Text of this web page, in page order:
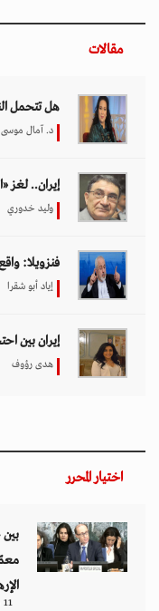
مقالات
هل تتحمل النساء
د. آمال موسى
إيران.. لغز
وليد خدوري
فنزويلا:
إياد أبو شقرا
إيران بين
هدى رؤوف
اختيار المحرر
11 مارس 2026 - 09:30